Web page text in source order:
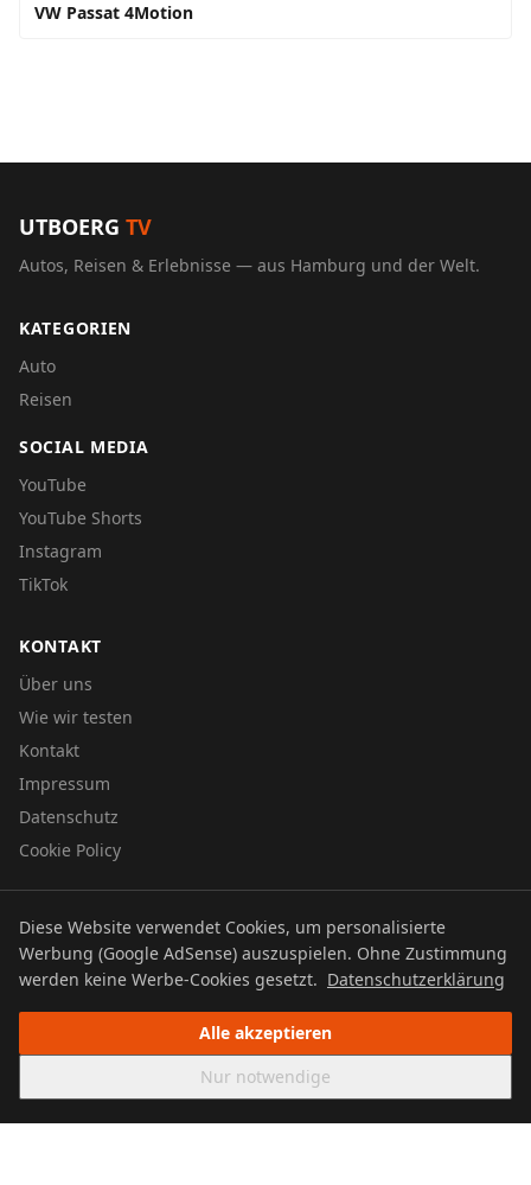
VW Passat 4Motion
UTBOERG TV
Autos, Reisen & Erlebnisse — aus Hamburg und der Welt.
KATEGORIEN
Auto
Reisen
SOCIAL MEDIA
YouTube
YouTube Shorts
Instagram
TikTok
KONTAKT
Über uns
Wie wir testen
Kontakt
Impressum
Datenschutz
Cookie Policy
© 2026 UTBOERG TV
DatenschutzImpressumCookie Policy
Diese Website verwendet Cookies, um personalisierte
Werbung (Google AdSense) auszuspielen. Ohne Zustimmung
werden keine Werbe-Cookies gesetzt. Datenschutzerklärung
Alle akzeptieren
Nur notwendige